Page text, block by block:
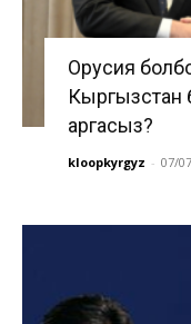
Орусия
Кыргызстан
аргасыз?
kloopkyrgyz - 07/